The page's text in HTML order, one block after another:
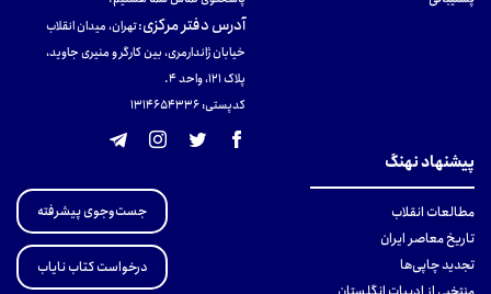
آدرس دفتر مرکزی:تهران، میدان انقلاب
خیابان ژاندارمری، بین کارگر و منیری جاوید،
پلاک 121، واحد ۴.
کدپستی: 131465433۶
پیشنهاد نهنگ
مطالعات انقلاب
تاریخ معاصر ایران
تجدید چاپی‌ها
جست‌وجوی پیشرفته
درخواست کتاب نایاب